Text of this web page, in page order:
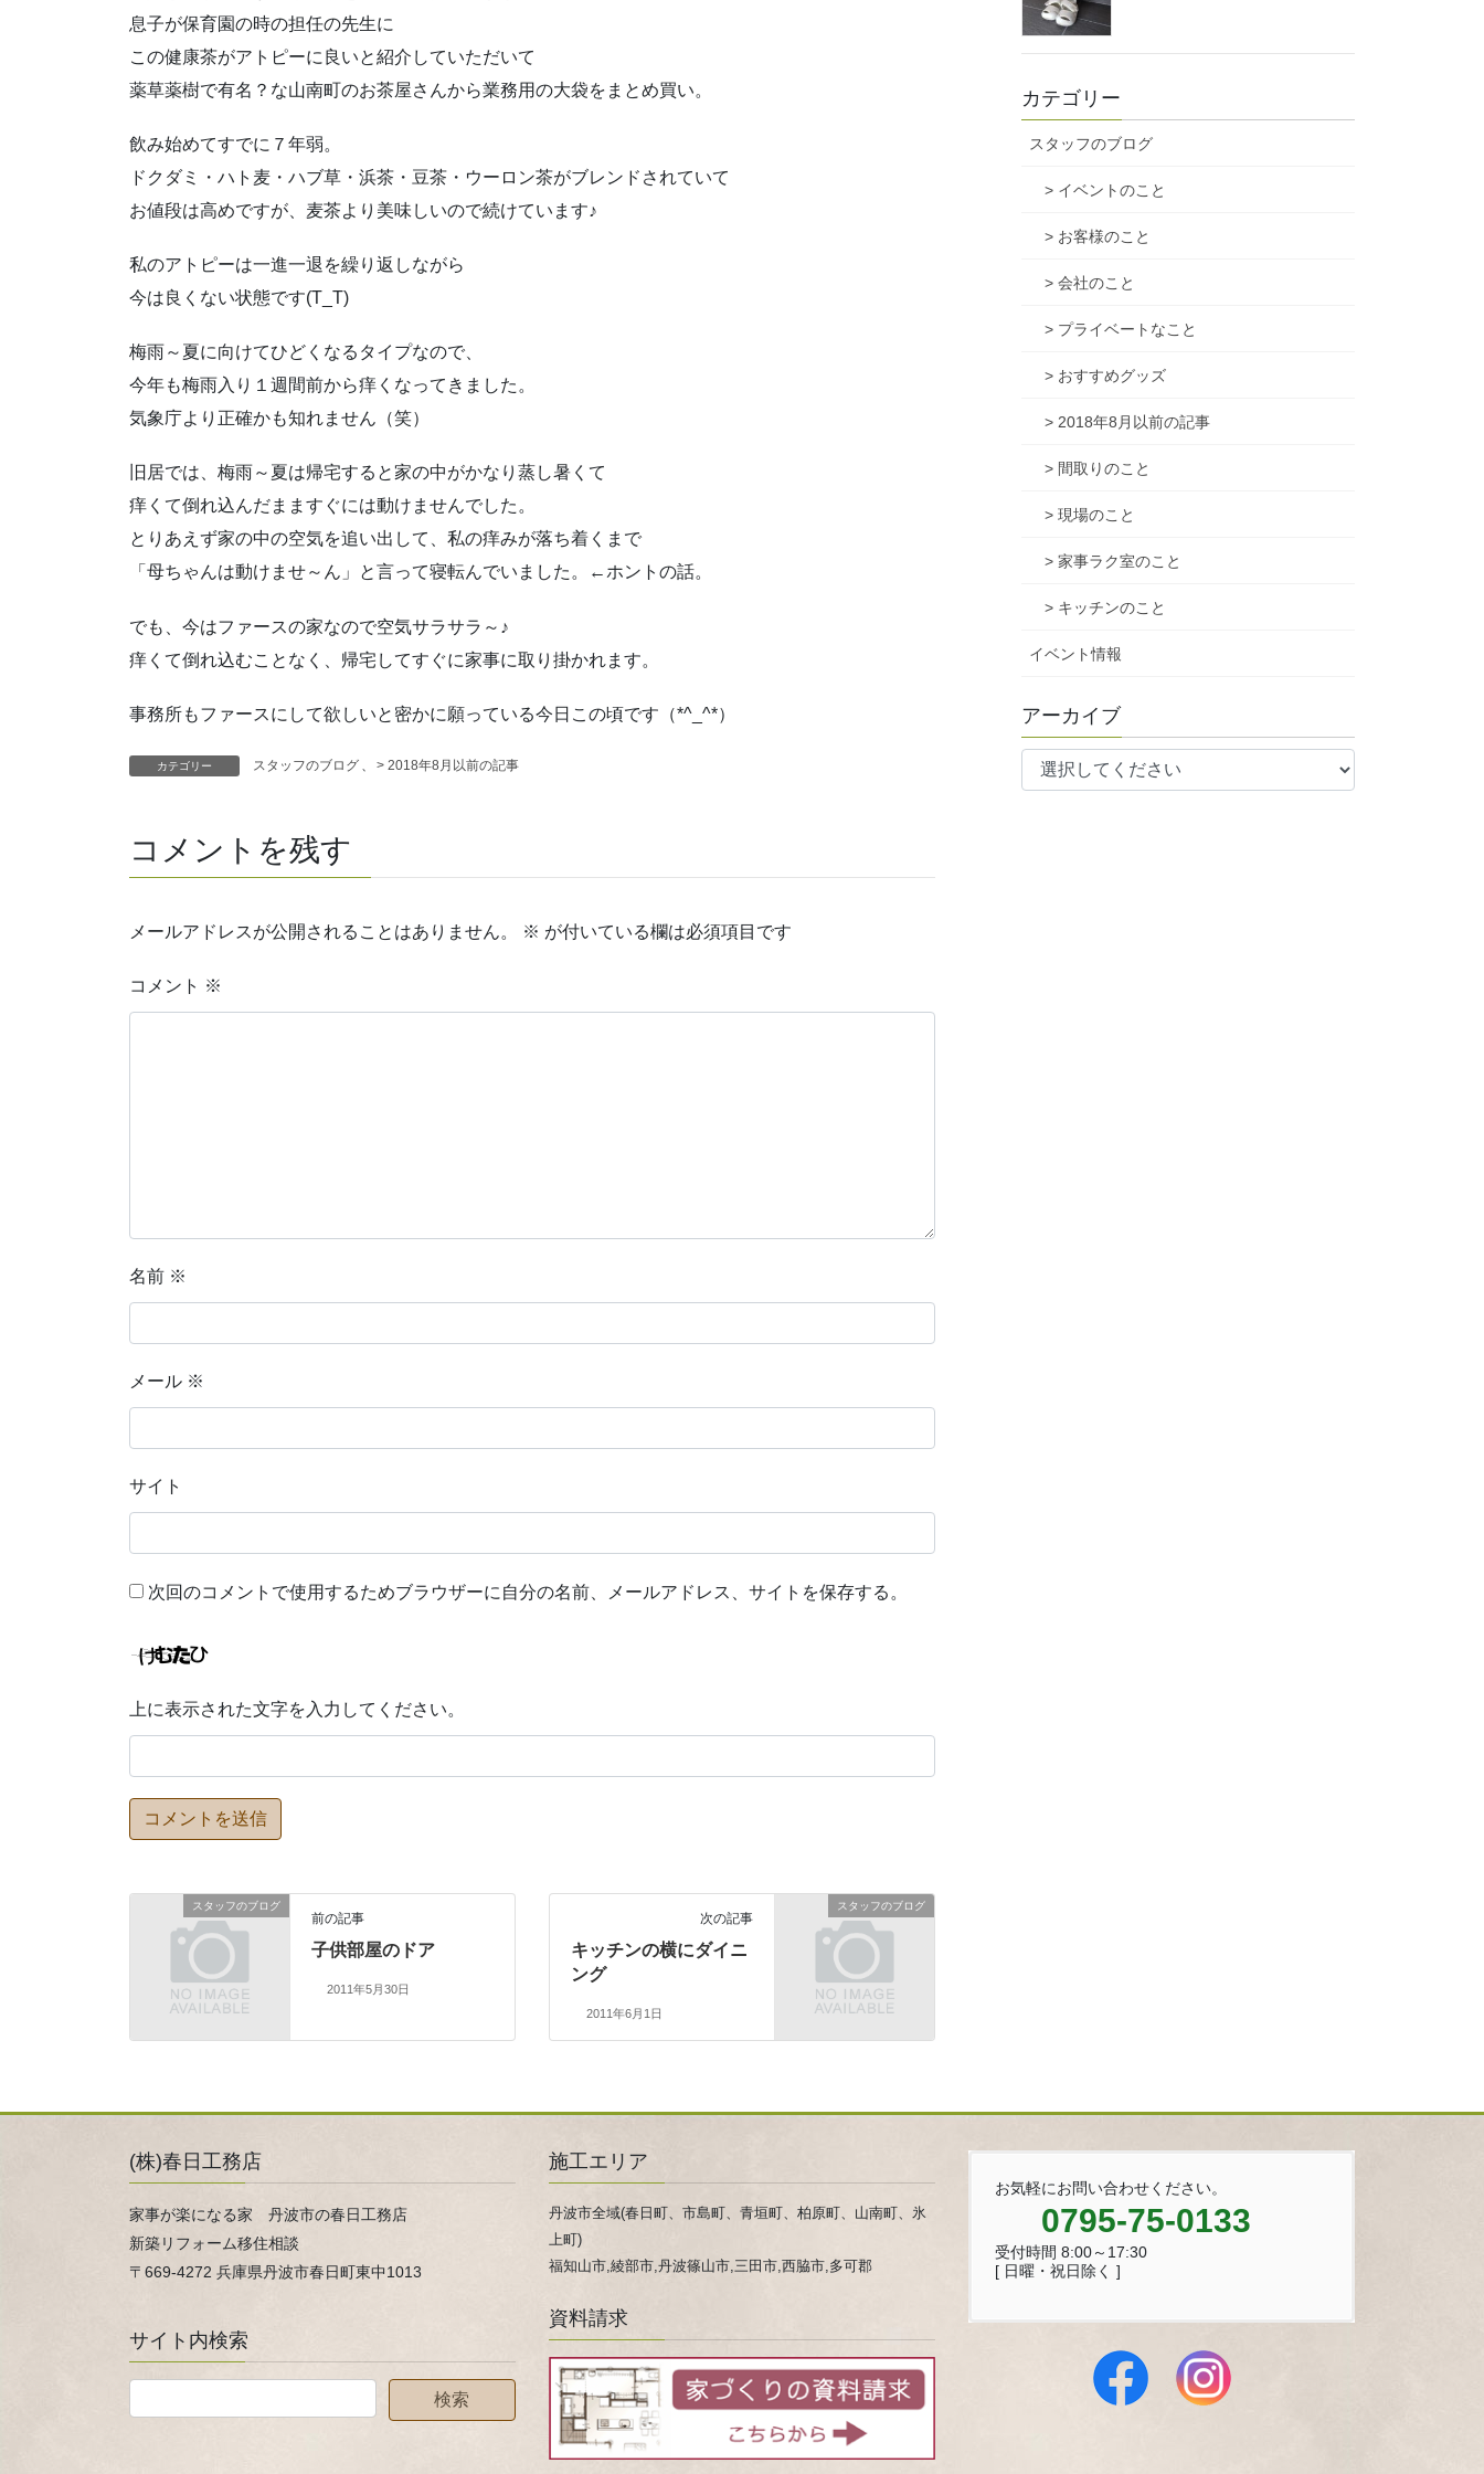
息子が保育園の時の担任の先生に
この健康茶がアトピーに良いと紹介していただいて
薬草薬樹で有名？な山南町のお茶屋さんから業務用の大袋をまとめ買い。
飲み始めてすでに７年弱。
ドクダミ・ハト麦・ハブ草・浜茶・豆茶・ウーロン茶がブレンドされていて
お値段は高めですが、麦茶より美味しいので続けています♪
私のアトピーは一進一退を繰り返しながら
今は良くない状態です(T_T)
梅雨～夏に向けてひどくなるタイプなので、
今年も梅雨入り１週間前から痒くなってきました。
気象庁より正確かも知れません（笑）
旧居では、梅雨～夏は帰宅すると家の中がかなり蒸し暑くて
痒くて倒れ込んだまますぐには動けませんでした。
とりあえず家の中の空気を追い出して、私の痒みが落ち着くまで
「母ちゃんは動けませ～ん」と言って寝転んでいました。←ホントの話。
でも、今はファースの家なので空気サラサラ～♪
痒くて倒れ込むことなく、帰宅してすぐに家事に取り掛かれます。
事務所もファースにして欲しいと密かに願っている今日この頃です（*^_^*）
カテゴリー スタッフのブログ 、 > 2018年8月以前の記事
コメントを残す
メールアドレスが公開されることはありません。 ※ が付いている欄は必須項目です
コメント ※
名前 ※
メール ※
サイト
次回のコメントで使用するためブラウザーに自分の名前、メールアドレス、サイトを保存する。
上に表示された文字を入力してください。
スタッフのブログ
前の記事
子供部屋のドア
2011年5月30日
スタッフのブログ
次の記事
キッチンの横にダイニ
ング
2011年6月1日
カテゴリー
スタッフのブログ
> イベントのこと
> お客様のこと
> 会社のこと
> プライベートなこと
> おすすめグッズ
> 2018年8月以前の記事
> 間取りのこと
> 現場のこと
> 家事ラク室のこと
> キッチンのこと
イベント情報
アーカイブ
(株)春日工務店
家事が楽になる家 丹波市の春日工務店
新築リフォーム移住相談
〒669-4272 兵庫県丹波市春日町東中1013
サイト内検索
施工エリア
丹波市全域(春日町、市島町、青垣町、柏原町、山南町、氷
上町)
福知山市,綾部市,丹波篠山市,三田市,西脇市,多可郡
資料請求
お気軽にお問い合わせください。
0795-75-0133
受付時間 8:00～17:30
[ 日曜・祝日除く ]